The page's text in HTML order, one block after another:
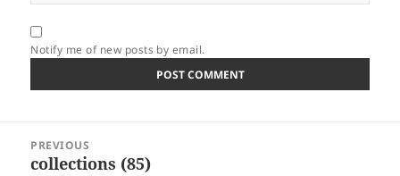
Notify me of new posts by email.
navigation
PREVIOUS
Previous
collections (85)